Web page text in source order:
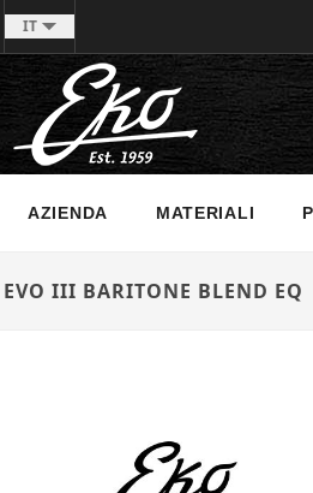
IT
AZIENDA MATERIALI
EVO III BARITONE BLEND EQ